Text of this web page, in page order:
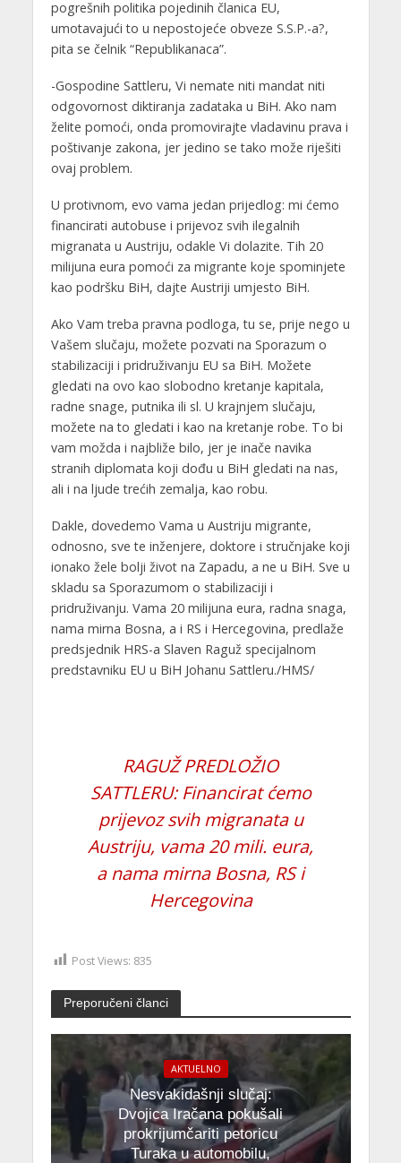
pogrešnih politika pojedinih članica EU,
umotavajući to u nepostojeće obveze S.S.P.-a?,
pita se čelnik “Republikanaca”.
-Gospodine Sattleru, Vi nemate niti mandat niti
odgovornost diktiranja zadataka u BiH. Ako nam
želite pomoći, onda promovirajte vladavinu prava i
poštivanje zakona, jer jedino se tako može riješiti
ovaj problem.
U protivnom, evo vama jedan prijedlog: mi ćemo
financirati autobuse i prijevoz svih ilegalnih
migranata u Austriju, odakle Vi dolazite. Tih 20
milijuna eura pomoći za migrante koje spominjete
kao podršku BiH, dajte Austriji umjesto BiH.
Ako Vam treba pravna podloga, tu se, prije nego u
Vašem slučaju, možete pozvati na Sporazum o
stabilizaciji i pridruživanju EU sa BiH. Možete
gledati na ovo kao slobodno kretanje kapitala,
radne snage, putnika ili sl. U krajnjem slučaju,
možete na to gledati i kao na kretanje robe. To bi
vam možda i najbliže bilo, jer je inače navika
stranih diplomata koji dođu u BiH gledati na nas,
ali i na ljude trećih zemalja, kao robu.
Dakle, dovedemo Vama u Austriju migrante,
odnosno, sve te inženjere, doktore i stručnjake koji
ionako žele bolji život na Zapadu, a ne u BiH. Sve u
skladu sa Sporazumom o stabilizaciji i
pridruživanju. Vama 20 milijuna eura, radna snaga,
nama mirna Bosna, a i RS i Hercegovina, predlaže
predsjednik HRS-a Slaven Raguž specijalnom
predstavniku EU u BiH Johanu Sattleru./HMS/
RAGUŽ PREDLOŽIO
SATTLERU: Financirat ćemo
prijevoz svih migranata u
Austriju, vama 20 mili. eura,
a nama mirna Bosna, RS i
Hercegovina
Post Views: 835
Preporučeni članci
AKTUELNO
Nesvakidašnji slučaj:
Dvojica Iračana pokušali
prokrijumčariti petoricu
Turaka u automobilu,